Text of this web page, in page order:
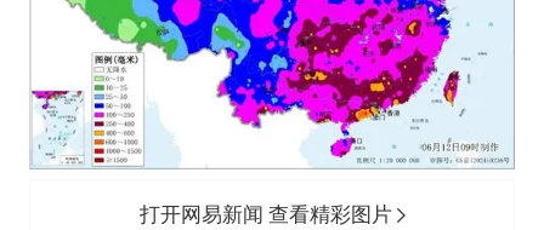
打开网易新闻 查看精彩图片